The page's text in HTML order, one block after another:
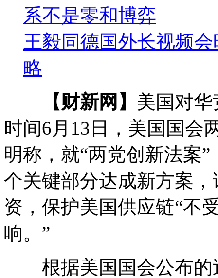
系不是零和博弈
王毅同德国外长视频
略
【财新网】 美国对
时间6月13日，美国国会
明称，就“两党创新法案”
个关键部分达成新方案
资，保护美国供应链“不
响。”
根据美国国会公布的